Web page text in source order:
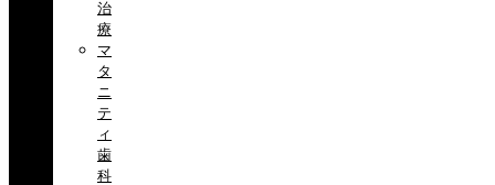
治
療
マ
タ
ニ
テ
ィ
歯
科